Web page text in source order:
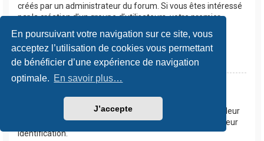
En poursuivant votre navigation sur ce site, vous
acceptez l’utilisation de cookies vous permettant
de bénéficier d’une expérience de navigation
optimale. En savoir plus…
J’accepte
créés par un administrateur du forum. Si vous êtes intéressé
par la création d’un groupe d’utilisateurs, votre premier
contact devrait être un administrateur. Essayez de le
contacter en lui envoyant un message privé.
Haut
apparaissent dans une couleur différente ?
Les administrateurs du forum peuvent assigner une couleur
aux membres d’un groupe d’utilisateurs afin de faciliter leur
identification.